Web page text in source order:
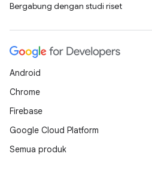
Bergabung dengan studi riset
Android
Chrome
Firebase
Google Cloud Platform
Semua produk